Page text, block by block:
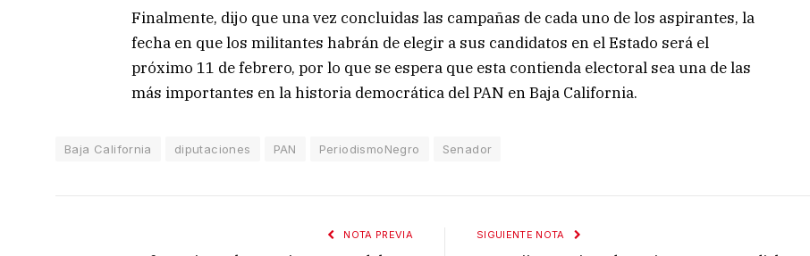
Finalmente, dijo que una vez concluidas las campañas de cada uno de los aspirantes, la
fecha en que los militantes habrán de elegir a sus candidatos en el Estado será el
próximo 11 de febrero, por lo que se espera que esta contienda electoral sea una de las
más importantes en la historia democrática del PAN en Baja California.
Baja California diputaciones PAN PeriodismoNegro Senador
NOTA PREVIA SIGUIENTE NOTA